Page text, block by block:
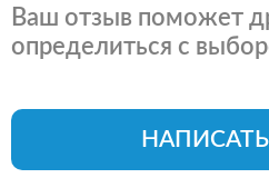
Ваш отзыв поможет
определиться с